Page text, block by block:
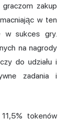
zakup
w ten
w sukces gry.
na nagrody
do udziału i
zadania i
tokenów